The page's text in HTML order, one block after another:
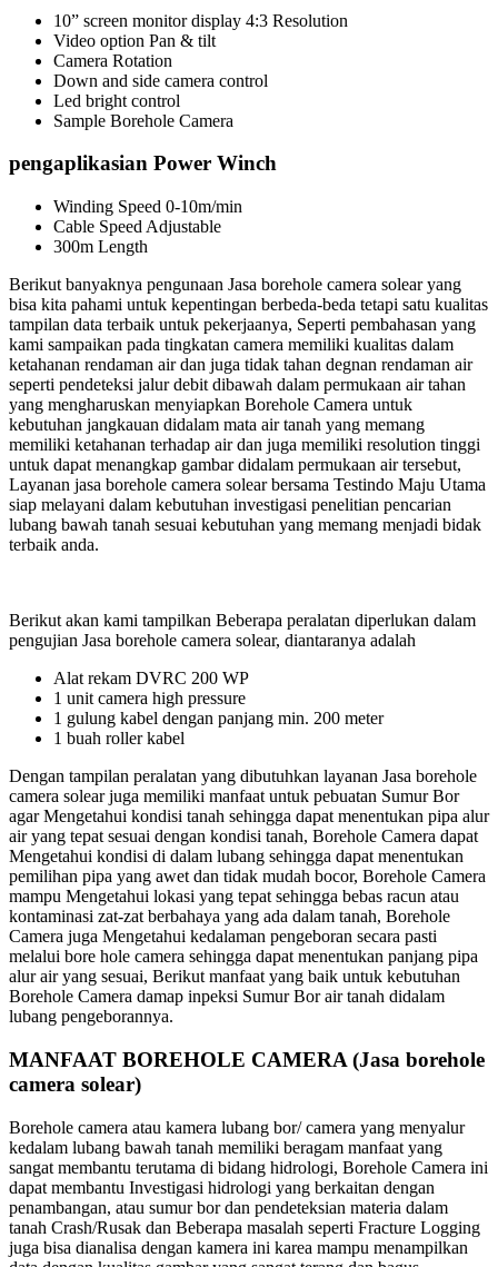
10” screen monitor display 4:3 Resolution
Video option Pan & tilt
Camera Rotation
Down and side camera control
Led bright control
Sample Borehole Camera
pengaplikasian Power Winch
Winding Speed 0-10m/min
Cable Speed Adjustable
300m Length
Berikut banyaknya pengunaan Jasa borehole camera solear yang
bisa kita pahami untuk kepentingan berbeda-beda tetapi satu kualitas
tampilan data terbaik untuk pekerjaanya, Seperti pembahasan yang
kami sampaikan pada tingkatan camera memiliki kualitas dalam
ketahanan rendaman air dan juga tidak tahan degnan rendaman air
seperti pendeteksi jalur debit dibawah dalam permukaan air tahan
yang mengharuskan menyiapkan Borehole Camera untuk
kebutuhan jangkauan didalam mata air tanah yang memang
memiliki ketahanan terhadap air dan juga memiliki resolution tinggi
untuk dapat menangkap gambar didalam permukaan air tersebut,
Layanan jasa borehole camera solear bersama Testindo Maju Utama
siap melayani dalam kebutuhan investigasi penelitian pencarian
lubang bawah tanah sesuai kebutuhan yang memang menjadi bidak
terbaik anda.
Berikut akan kami tampilkan Beberapa peralatan diperlukan dalam
pengujian Jasa borehole camera solear, diantaranya adalah
Alat rekam DVRC 200 WP
1 unit camera high pressure
1 gulung kabel dengan panjang min. 200 meter
1 buah roller kabel
Dengan tampilan peralatan yang dibutuhkan layanan Jasa borehole
camera solear juga memiliki manfaat untuk pebuatan Sumur Bor
agar Mengetahui kondisi tanah sehingga dapat menentukan pipa alur
air yang tepat sesuai dengan kondisi tanah, Borehole Camera dapat
Mengetahui kondisi di dalam lubang sehingga dapat menentukan
pemilihan pipa yang awet dan tidak mudah bocor, Borehole Camera
mampu Mengetahui lokasi yang tepat sehingga bebas racun atau
kontaminasi zat-zat berbahaya yang ada dalam tanah, Borehole
Camera juga Mengetahui kedalaman pengeboran secara pasti
melalui bore hole camera sehingga dapat menentukan panjang pipa
alur air yang sesuai, Berikut manfaat yang baik untuk kebutuhan
Borehole Camera damap inpeksi Sumur Bor air tanah didalam
lubang pengeborannya.
MANFAAT BOREHOLE CAMERA (Jasa borehole
camera solear)
Borehole camera atau kamera lubang bor/ camera yang menyalur
kedalam lubang bawah tanah memiliki beragam manfaat yang
sangat membantu terutama di bidang hidrologi, Borehole Camera ini
dapat membantu Investigasi hidrologi yang berkaitan dengan
penambangan, atau sumur bor dan pendeteksian materia dalam
tanah Crash/Rusak dan Beberapa masalah seperti Fracture Logging
juga bisa dianalisa dengan kamera ini karea mampu menampilkan